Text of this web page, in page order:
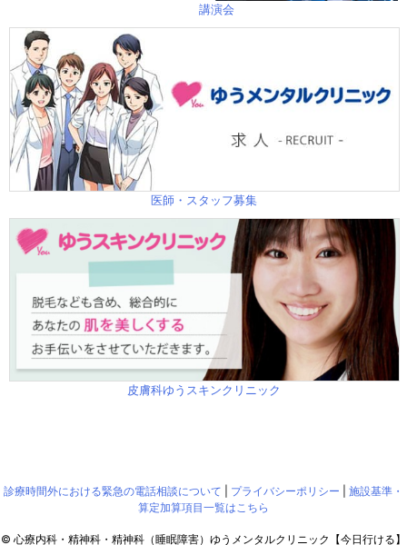
講演会
医師・スタッフ募集
皮膚科ゆうスキンクリニック
診療時間外における緊急の電話相談について プライバシーポリシー
施設基準・
算定加算項目一覧はこちら
© 心療内科・精神科・精神科（睡眠障害）ゆうメンタルクリニック【今日行ける】